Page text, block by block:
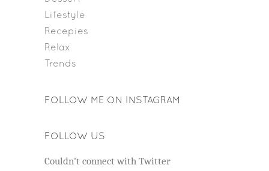
Lifestyle
Recepies
Relax
Trends
FOLLOW ME ON INSTAGRAM
FOLLOW US
Couldn't connect with Twitter